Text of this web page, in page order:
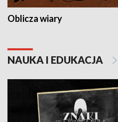
Oblicza wiary
NAUKA I EDUKACJA